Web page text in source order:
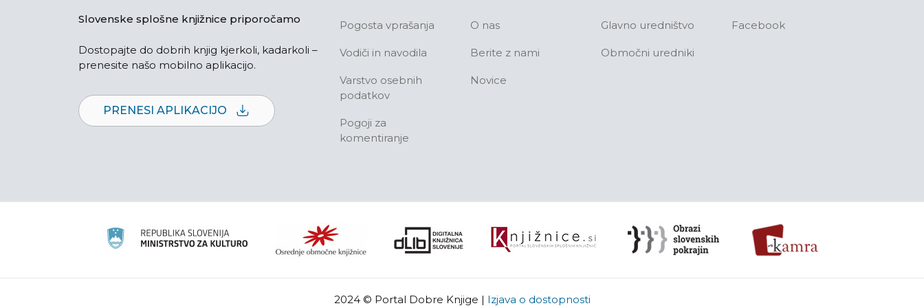
Slovenske splošne knjižnice priporočamo
Dostopajte do dobrih knjig kjerkoli, kadarkoli –
prenesite našo mobilno aplikacijo.
PRENESI APLIKACIJO
Pogosta vprašanja
Vodiči in navodila
Varstvo osebnih
podatkov
Pogoji za
komentiranje
O nas
Berite z nami
Novice
Glavno uredništvo
Območni uredniki
Facebook
2024 © Portal Dobre Knjige | Izjava o dostopnosti